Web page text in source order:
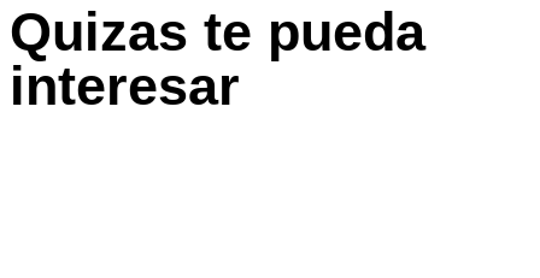
Quizas te pueda
interesar